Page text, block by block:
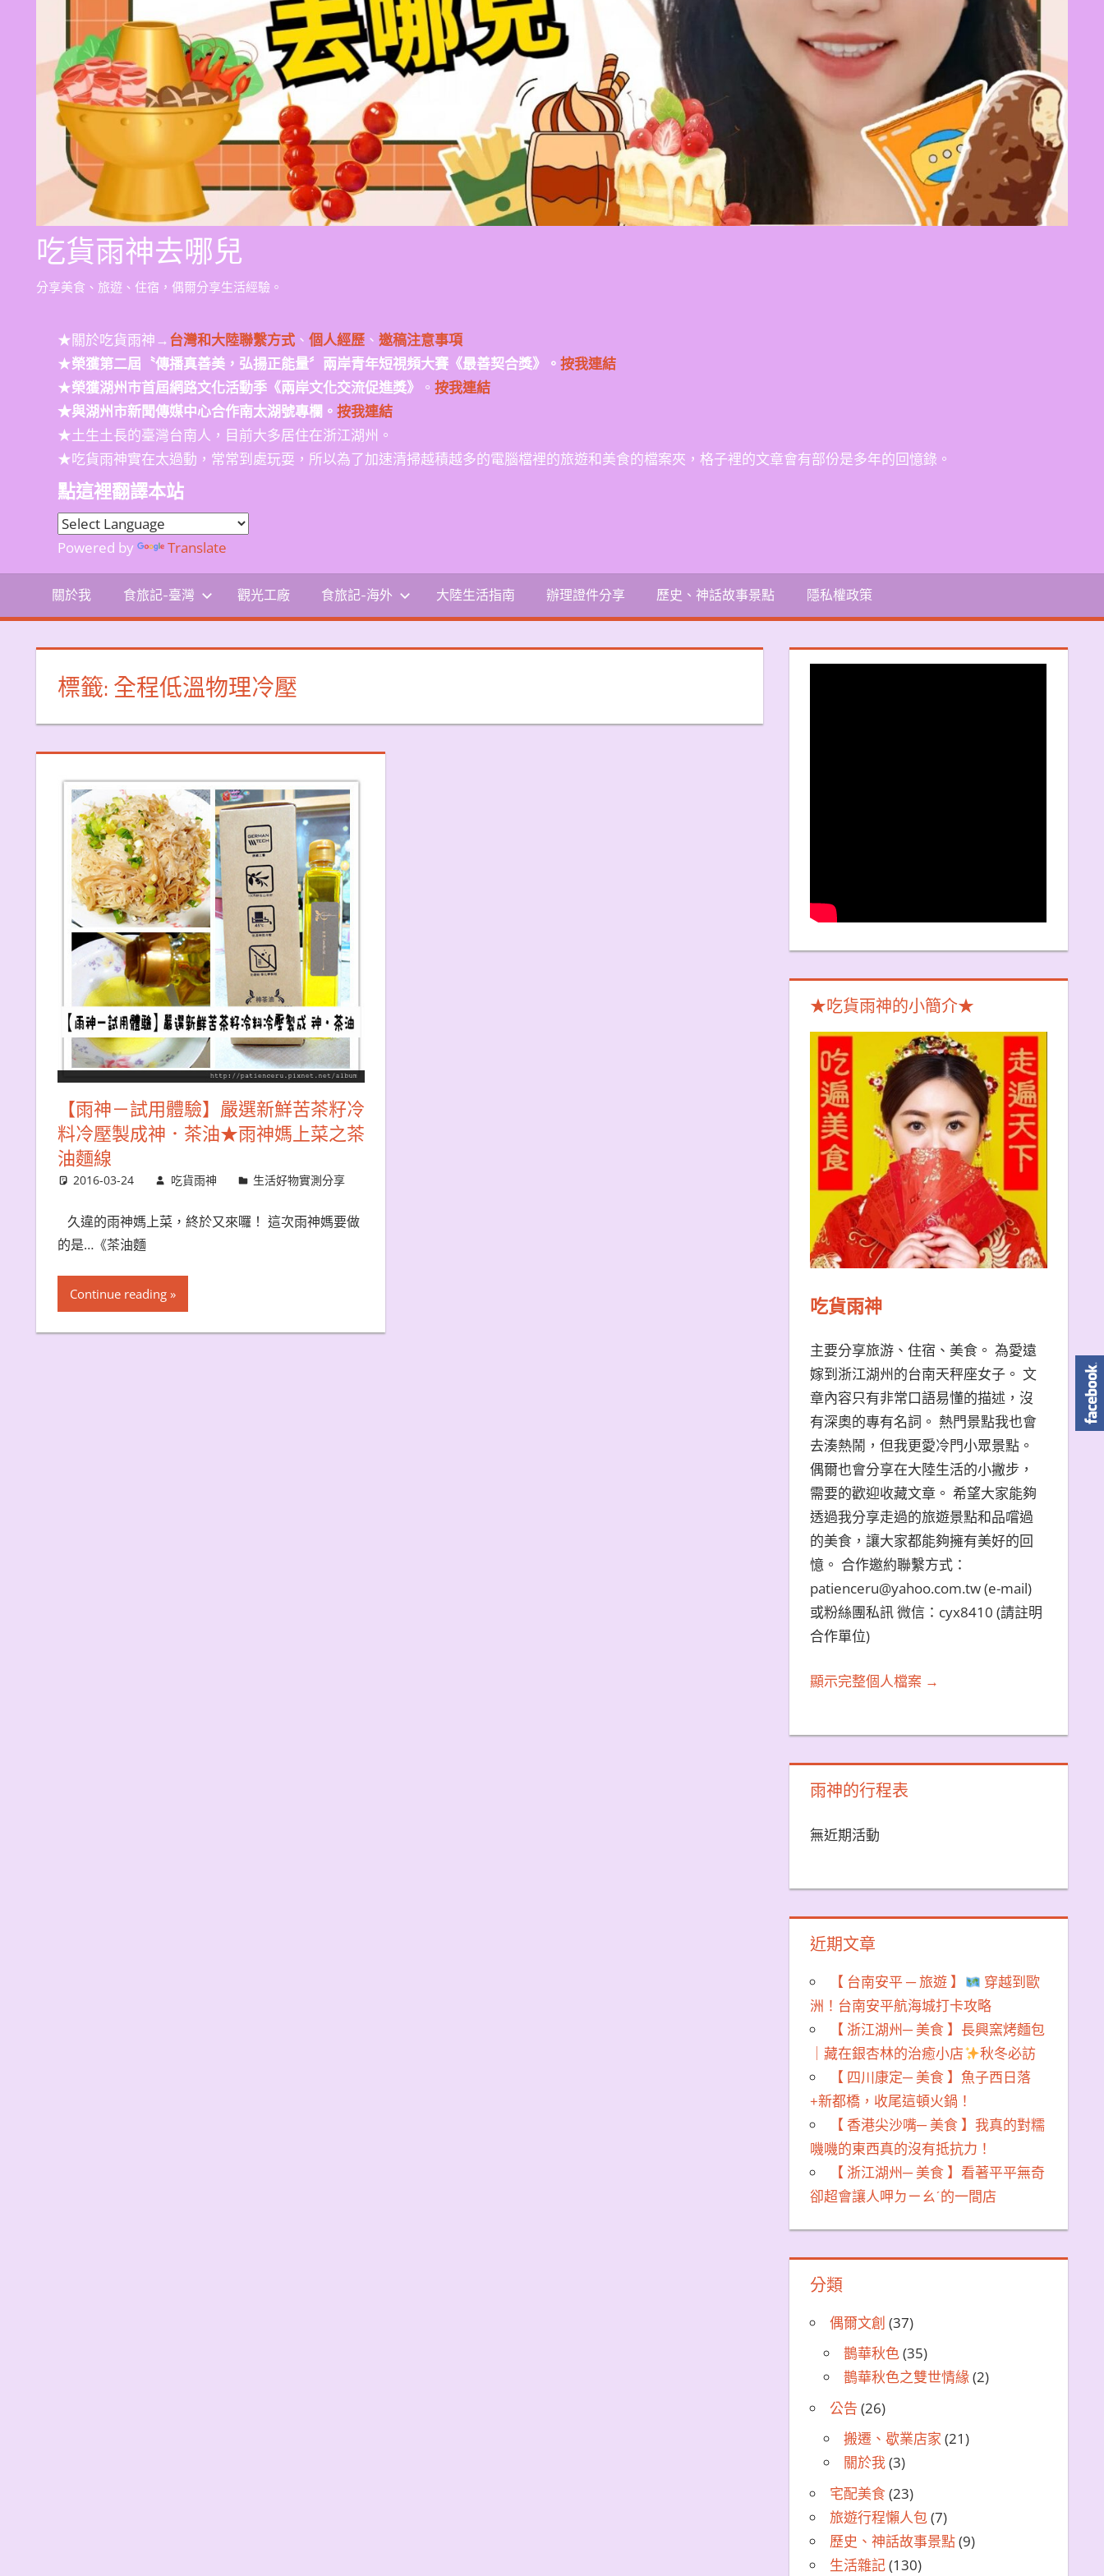
吃貨雨神去哪兒
分享美食、旅遊、住宿，偶爾分享生活經驗。
★關於吃貨雨神→台灣和大陸聯繫方式、 個人經歷、 邀稿注意事項
★榮獲第二屆〝傳播真善美，弘揚正能量〞兩岸青年短視頻大賽《最善契合獎》。 按我連結
★榮獲湖州市首屆網路文化活動季《兩岸文化交流促進獎》 。 按我連結
★與湖州市新聞傳媒中心合作南太湖號專欄。 按我連結
★土生土長的臺灣台南人，目前大多居住在浙江湖州。
★吃貨雨神實在太過動，常常到處玩耍，所以為了加速清掃越積越多的電腦檔裡的旅遊和美食的檔案夾，格子裡的文章會有部份是多年的回憶錄。
點這裡翻譯本站
Powered by Translate
關於我 食旅記-臺灣 觀光工廠 食旅記-海外 大陸生活指南 辦理證件分享 歷史、神話故事景點 隱私權政策
標籤:全程低溫物理冷壓
【雨神－試用體驗】嚴選新鮮苦茶籽冷
料冷壓製成神．茶油★雨神媽上菜之茶
油麵線
2016-03-24 吃貨雨神 生活好物實測分享
久違的雨神媽上菜，終於又來囉！ 這次雨神媽要做
的是…《茶油麵
Continue reading
★吃貨雨神的小簡介★
吃貨雨神
主要分享旅游、住宿、美食。 為愛遠
嫁到浙江湖州的台南天秤座女子。 文
章內容只有非常口語易懂的描述，沒
有深奧的專有名詞。 熱門景點我也會
去湊熱鬧，但我更愛冷門小眾景點。
偶爾也會分享在大陸生活的小撇步，
需要的歡迎收藏文章。 希望大家能夠
透過我分享走過的旅遊景點和品嚐過
的美食，讓大家都能夠擁有美好的回
憶。 合作邀約聯繫方式：
patienceru@yahoo.com.tw (e-mail)
或粉絲團私訊 微信：cyx8410 (請註明
合作單位)
顯示完整個人檔案 →
雨神的行程表
無近期活動
近期文章
【 台南安平 ─ 旅遊 】
穿越到歐
洲！台南安平航海城打卡攻略
【 浙江湖州─ 美食 】長興窯烤麵包
｜藏在銀杏林的治癒小店
秋冬必訪
【 四川康定─ 美食 】魚子西日落
+新都橋，收尾這頓火鍋！
【 香港尖沙嘴─ 美食 】我真的對糯
嘰嘰的東西真的沒有抵抗力！
【 浙江湖州─ 美食 】看著平平無奇
卻超會讓人呷ㄉㄧㄠˊ的一間店
分類
偶爾文創 (37)
鵲華秋色(35)
鵲華秋色之雙世情緣(2)
公告 (26)
搬遷、歇業店家 (21)
關於我(3)
宅配美食(23)
旅遊行程懶人包(7)
歷史、神話故事景點(9)
生活雜記(130)